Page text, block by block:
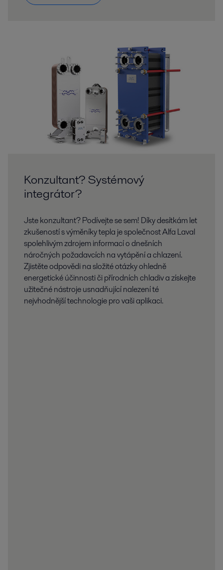
Konzultant? Systémový
integrátor?
Jste konzultant? Podívejte se sem! Díky desítkám let
zkušeností s výměníky tepla je společnost Alfa Laval
spolehlivým zdrojem informací o dnešních
náročných požadavcích na vytápění a chlazení.
Zjistěte odpovědi na složité otázky ohledně
energetické účinnosti či přírodních chladiv a získejte
užitečné nástroje usnadňující nalezení té
nejvhodnější technologie pro vaši aplikaci.